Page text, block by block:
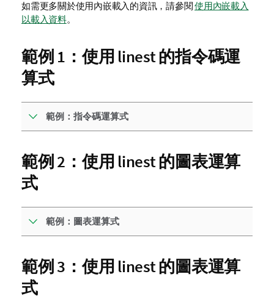
如需更多關於使用內嵌載入的資訊，請參閱使用內嵌載入
以載入資料。
範例 1：使用 linest 的指令碼運
算式
範例：指令碼運算式
範例 2：使用 linest 的圖表運算
式
範例：圖表運算式
範例 3：使用 linest 的圖表運算
式